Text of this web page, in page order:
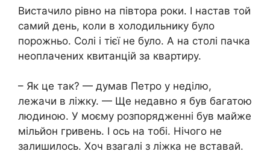
Вистачило рівно на півтора роки. І настав той
самий день, коли в холодильнику було
порожньо. Солі і тієї не було. А на столі пачка
неоплачених квитанцій за квартиру.
– Як це так? — думав Петро у неділю,
лежачи в ліжку. — Ще недавно я був багатою
людиною. У моєму розпорядженні був майже
мільйон гривень. І ось на тобі. Нічого не
залишилось. Хоч взагалі з ліжка не вставай.